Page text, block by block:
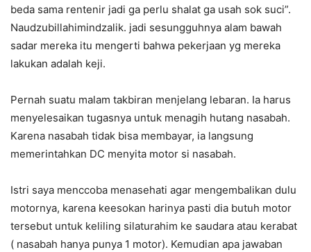
beda sama rentenir jadi ga perlu shalat ga usah sok suci”.
Naudzubillahimindzalik. jadi sesungguhnya alam bawah
sadar mereka itu mengerti bahwa pekerjaan yg mereka
lakukan adalah keji.
Pernah suatu malam takbiran menjelang lebaran. Ia harus
menyelesaikan tugasnya untuk menagih hutang nasabah.
Karena nasabah tidak bisa membayar, ia langsung
memerintahkan DC menyita motor si nasabah.
Istri saya menccoba menasehati agar mengembalikan dulu
motornya, karena keesokan harinya pasti dia butuh motor
tersebut untuk keliling silaturahim ke saudara atau kerabat
( nasabah hanya punya 1 motor). Kemudian apa jawaban